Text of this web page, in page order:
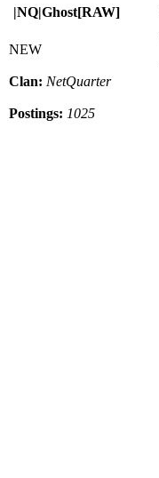
|NQ|Ghost[RAW]
NEW
Clan: NetQuarter
Postings: 1025